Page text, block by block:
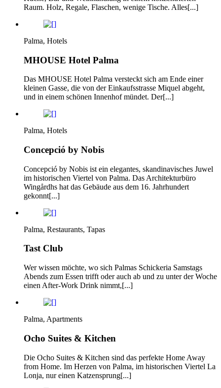
Raum. Holz, Regale, Flaschen, wenige Tische. Alles[...]
Palma, Hotels
MHOUSE Hotel Palma
Das MHOUSE Hotel Palma versteckt sich am Ende einer
kleinen Gasse, die von der Einkaufsstrasse Miquel abgeht,
und in einem schönen Innenhof mündet. Der[...]
Palma, Hotels
Concepció by Nobis
Concepció by Nobis ist ein elegantes, skandinavisches Juwel
im historischen Viertel von Palma. Das Architekturbüro
Wingårdhs hat das Gebäude aus dem 16. Jahrhundert
gekonnt[...]
Palma, Restaurants, Tapas
Tast Club
Wer wissen möchte, wo sich Palmas Schickeria Samstags
Abends zum Essen trifft oder auch ab und zu unter der Woche
einen After-Work Drink nimmt,[...]
Palma, Apartments
Ocho Suites & Kitchen
Die Ocho Suites & Kitchen sind das perfekte Home Away
from Home. Im Herzen von Palma, im historischen Viertel La
Lonja, nur einen Katzensprung[...]